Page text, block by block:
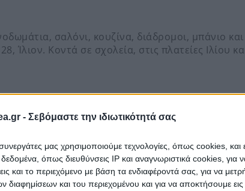
- Σεβόμαστε την ιδιωτικότητά σας
συνεργάτες μας χρησιμοποιούμε τεχνολογίες, όπως cookies, και
όπως διευθύνσεις IP και αναγνωριστικά cookies, για
και το περιεχόμενο με βάση τα ενδιαφέροντά σας, για να
διαφημίσεων και του περιεχομένου και για να αποκτήσουμε
σαλόνι, κουζίνα, διάδρομοι, μπάνιο και
Ίλιον. Κοντά σε σχολεία, στις πλατείες Ιλίου
είναι αναρτημένος στο eauction.gr (πλατφόρμα
Μεταβείτε εκεί για να συμμετάσχετε.